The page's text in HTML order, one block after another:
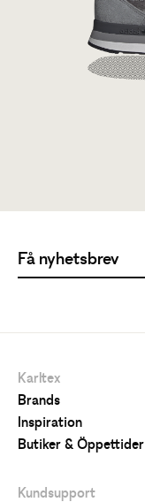
Karltex
Brands
Inspiration
Butiker & Öppettider
Kundsupport